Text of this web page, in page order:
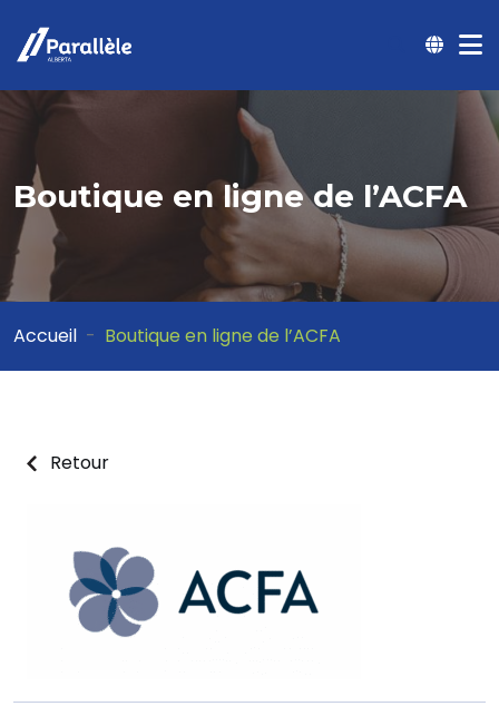
Boutique en ligne de l’ACFA
Accueil Boutique en ligne de l’ACFA
Retour